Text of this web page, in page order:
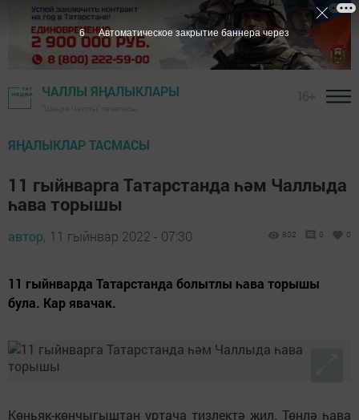
ЧАЛЛЫ ЯҢАЛЫКЛАРЫ
ЯҢАЛЫКЛАР ТАСМАСЫ
11 гыйнварга Татарстанда һәм Чаллыда
һава торышы
автор, 11 гыйнвар 2022 - 07:30 802 0 0
11 гыйнварда Татарстанда болытлы һава торышы
була. Кар явачак.
Көньяк-көнчыгыштан уртача тизлектә җил. Төнлә һава
5 Автоматическое закрытие баннера через